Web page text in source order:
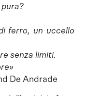
pura?
ferro, un uccello
senza limiti.
Andrade